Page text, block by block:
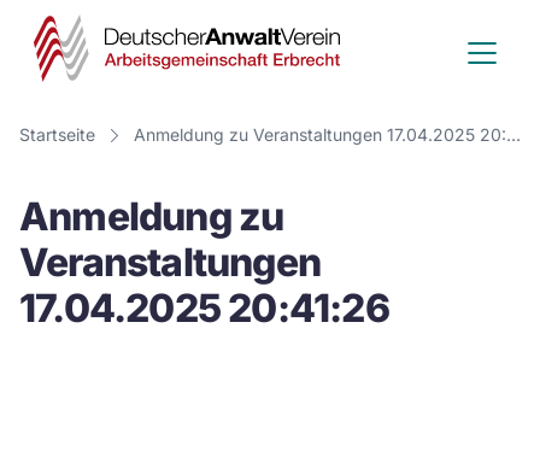
Deutscher
Anwalt
Verein
Startseite Anmeldung zu Veranstaltungen 17.04.2025 20:41:26
Anmeldung zu
Veranstaltungen
17.04.2025 20:41:26